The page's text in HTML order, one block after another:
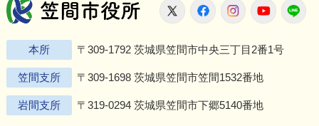
笠間市役所
X FacebookInstagram
本所 〒309-1792 茨城県笠間市中央三丁目2番1号
笠間支所 〒309-1698 茨城県笠間市笠間1532番地
岩間支所 〒319-0294 茨城県笠間市下郷5140番地